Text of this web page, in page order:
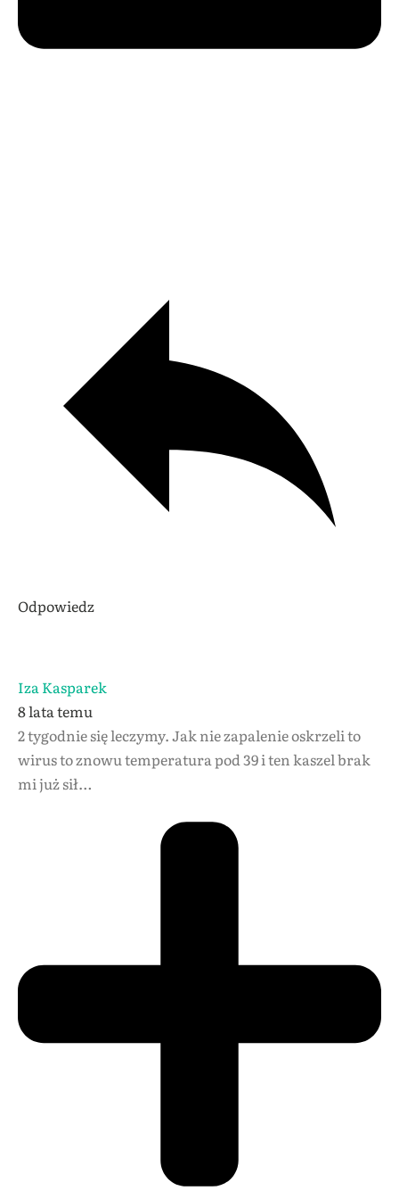
Odpowiedz
Iza Kasparek
8 lata temu
2 tygodnie się leczymy. Jak nie zapalenie oskrzeli to
wirus to znowu temperatura pod 39 i ten kaszel brak
mi już sił…